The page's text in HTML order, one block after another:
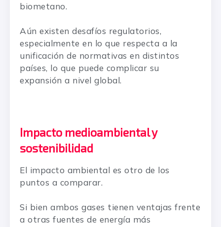
biometano.
Aún existen desafíos regulatorios,
especialmente en lo que respecta a la
unificación de normativas en distintos
países, lo que puede complicar su
expansión a nivel global.
Impacto medioambiental y
sostenibilidad
El impacto ambiental es otro de los
puntos a comparar.
Si bien ambos gases tienen ventajas frente
a otras fuentes de energía más